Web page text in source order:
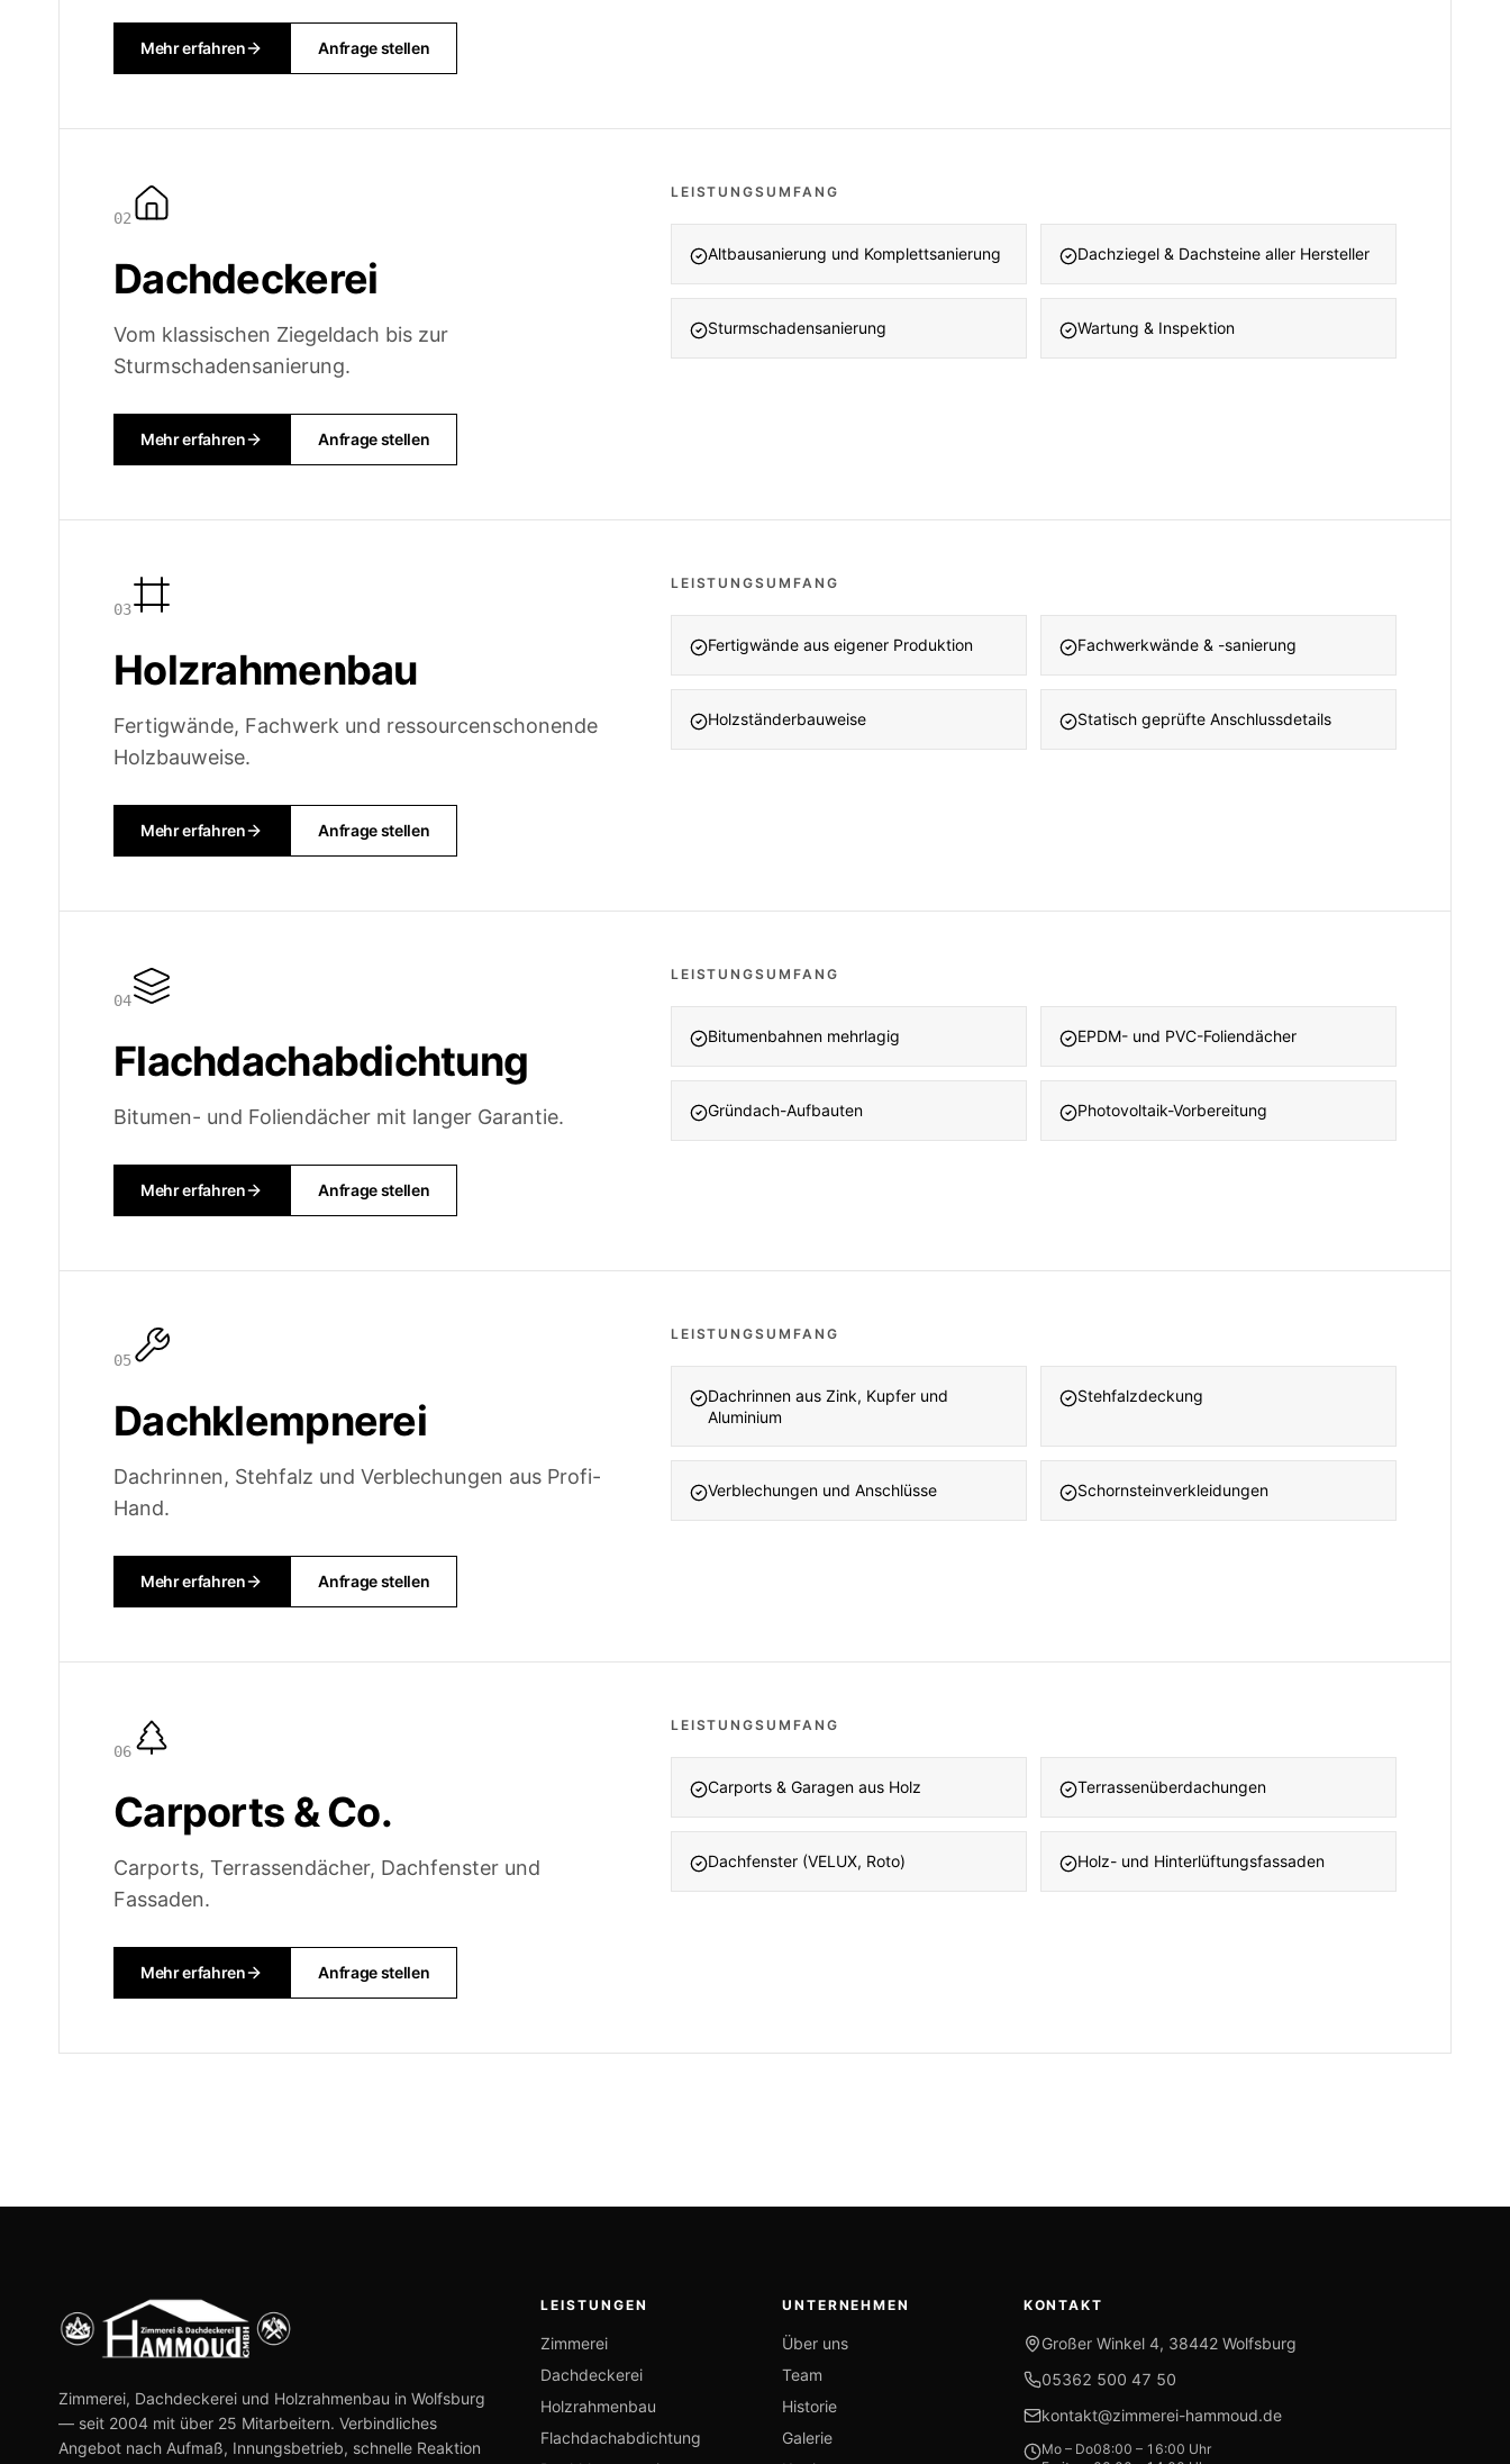
Mehr erfahren Anfrage stellen
02
Dachdeckerei
Vom klassischen Ziegeldach bis zur
Sturmschadensanierung.
Mehr erfahren Anfrage stellen
LEISTUNGSUMFANG
Altbausanierung und Komplettsanierung Dachziegel & Dachsteine aller Hersteller
Sturmschadensanierung Wartung & Inspektion
03
Holzrahmenbau
Fertigwände, Fachwerk und ressourcenschonende
Holzbauweise.
Mehr erfahren Anfrage stellen
LEISTUNGSUMFANG
Fertigwände aus eigener Produktion Fachwerkwände & -sanierung
Holzständerbauweise Statisch geprüfte Anschlussdetails
04
Flachdachabdichtung
Bitumen- und Foliendächer mit langer Garantie.
Mehr erfahren Anfrage stellen
LEISTUNGSUMFANG
Bitumenbahnen mehrlagig EPDM- und PVC-Foliendächer
Gründach-Aufbauten Photovoltaik-Vorbereitung
05
Dachklempnerei
Dachrinnen, Stehfalz und Verblechungen aus Profi-
Hand.
Mehr erfahren Anfrage stellen
LEISTUNGSUMFANG
Dachrinnen aus Zink, Kupfer und
Aluminium
Stehfalzdeckung
Verblechungen und Anschlüsse Schornsteinverkleidungen
06
Carports & Co.
Carports, Terrassendächer, Dachfenster und
Fassaden.
Mehr erfahren Anfrage stellen
LEISTUNGSUMFANG
Carports & Garagen aus Holz Terrassenüberdachungen
Dachfenster (VELUX, Roto) Holz- und Hinterlüftungsfassaden
Zimmerei, Dachdeckerei und Holzrahmenbau in Wolfsburg
— seit 2004 mit über 25 Mitarbeitern. Verbindliches
Angebot nach Aufmaß, Innungsbetrieb, schnelle Reaktion
LEISTUNGEN
Zimmerei
Dachdeckerei
Holzrahmenbau
Flachdachabdichtung
UNTERNEHMEN
Über uns
Team
Historie
Galerie
KONTAKT
Großer Winkel 4, 38442 Wolfsburg
05362 500 47 50
kontakt@zimmerei-hammoud.de
Mo – Do08:00 – 16:00 Uhr